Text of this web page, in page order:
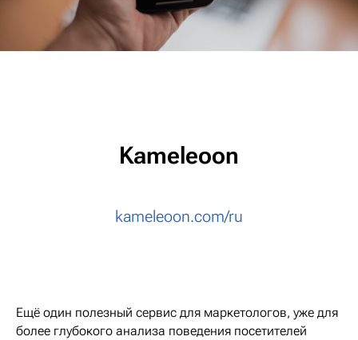
Kameleoon
kameleoon.com/ru
Ещё один полезный сервис для маркетологов, уже для
более глубокого анализа поведения посетителей